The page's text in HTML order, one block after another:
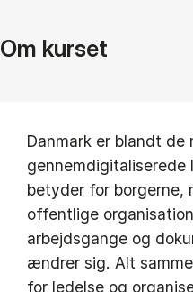
Om kurset
Danmark er blandt de
gennemdigitaliserede
betyder for borgerne,
offentlige
arbejdsgange og
ændrer sig. Alt
for ledelse og